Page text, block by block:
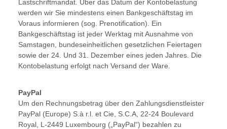
Lastschriftmandat. Über das Datum der Kontobelastung
werden wir Sie mindestens einen Bankgeschäftstag im
Voraus informieren (sog. Prenotification). Ein
Bankgeschäftstag ist jeder Werktag mit Ausnahme von
Samstagen, bundeseinheitlichen gesetzlichen Feiertagen
sowie der 24. Und 31. Dezember eines jeden Jahres. Die
Kontobelastung erfolgt nach Versand der Ware.
PayPal
Um den Rechnungsbetrag über den Zahlungsdienstleister
PayPal (Europe) S.à r.l. et Cie, S.C.A, 22-24 Boulevard
Royal, L-2449 Luxembourg („PayPal“) bezahlen zu